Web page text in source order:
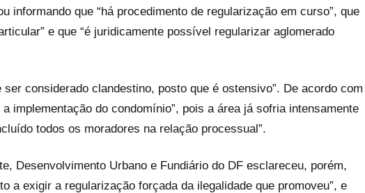
informando que “há procedimento de regularização em curso”, que
e que “é juridicamente possível regularizar aglomerado
considerado clandestino, posto que é ostensivo”. De acordo com
implementação do condomínio”, pois a área já sofria intensamente
todos os moradores na relação processual”.
Desenvolvimento Urbano e Fundiário do DF esclareceu, porém,
a exigir a regularização forçada da ilegalidade que promoveu”, e